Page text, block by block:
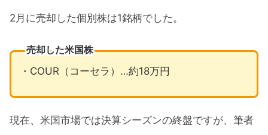
2月に売却した個別株は1銘柄でした。
売却した米国株
・COUR（コーセラ）…約18万円
現在、米国市場では決算シーズンの終盤ですが、筆者